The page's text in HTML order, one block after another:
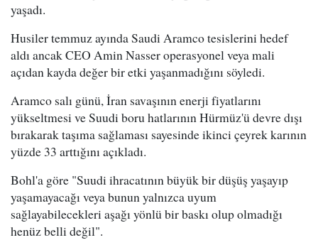
yaşadı.
Husiler temmuz ayında Saudi Aramco tesislerini hedef
aldı ancak CEO Amin Nasser operasyonel veya mali
açıdan kayda değer bir etki yaşanmadığını söyledi.
Aramco salı günü, İran savaşının enerji fiyatlarını
yükseltmesi ve Suudi boru hatlarının Hürmüz'ü devre dışı
bırakarak taşıma sağlaması sayesinde ikinci çeyrek karının
yüzde 33 arttığını açıkladı.
Bohl'a göre "Suudi ihracatının büyük bir düşüş yaşayıp
yaşamayacağı veya bunun yalnızca uyum
sağlayabilecekleri aşağı yönlü bir baskı olup olmadığı
henüz belli değil".